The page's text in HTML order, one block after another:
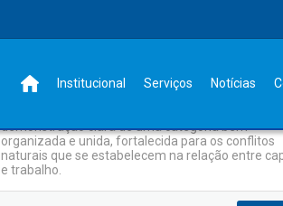
Institucional Serviços Notícias
demonstração clara de uma categoria bem
organizada e unida, fortalecida para os conflitos
naturais que se estabelecem na relação entre
e trabalho.